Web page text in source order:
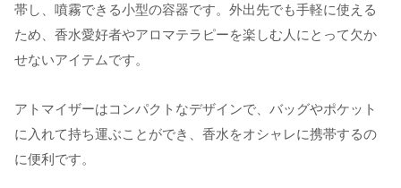
帯し、噴霧できる小型の容器です。外出先でも手軽に使える
ため、香水愛好者やアロマテラピーを楽しむ人にとって欠か
せないアイテムです。
アトマイザーはコンパクトなデザインで、バッグやポケット
に入れて持ち運ぶことができ、香水をオシャレに携帯するの
に便利です。